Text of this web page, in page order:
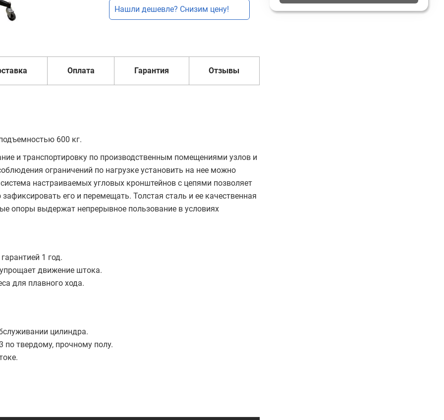
Нашли дешевле? Снизим цену!
Оплата Гарантия Отзывы
600 кг.
и транспортировку по производственным помещениями узлов и
ограничений по нагрузке установить на нее можно
настраиваемых угловых кронштейнов с цепями позволяет
его и перемещать. Толстая сталь и ее качественная
опоры выдержат непрерывное пользование в условиях
1 год.
движение штока.
для плавного хода.
цилиндра.
по твердому, прочному полу.